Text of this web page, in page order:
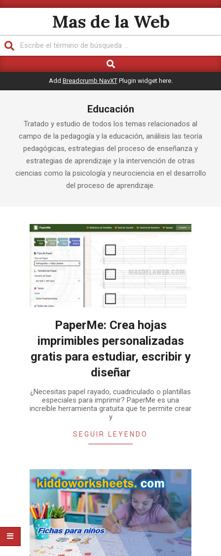
Saltar
Mas de la Web
de
Buscar
Add Breadcrumb NavXTPlugin widget here.
Educación
Tratado y estudio de todos los temas relacionados al
campo de la pedagogía y la educación, análisis las teoría
pedagógicas, estrategias del proceso de enseñanza y
estrategias de aprendizaje y la intervención de otras
ciencias como la psicología y neurociencia en el desarrollo
del proceso de aprendizaje.
PaperMe: Crea hojas
imprimibles personalizadas
gratis para estudiar, escribir y
diseñar
05-
¿Necesitas papel rayado, cuadriculado o plantillas
especiales para imprimir? PaperMe es una
increíble herramienta gratuita que te permite crear
y
SEGUIR LEYENDO